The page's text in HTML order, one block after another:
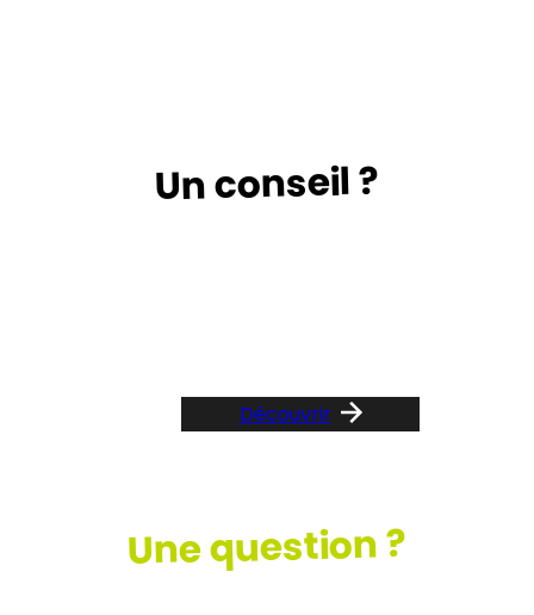
Un conseil ?
Découvrir
Une question ?